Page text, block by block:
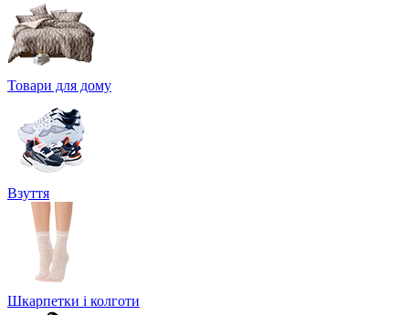
Товари для дому
Взуття
Шкарпетки і колготи